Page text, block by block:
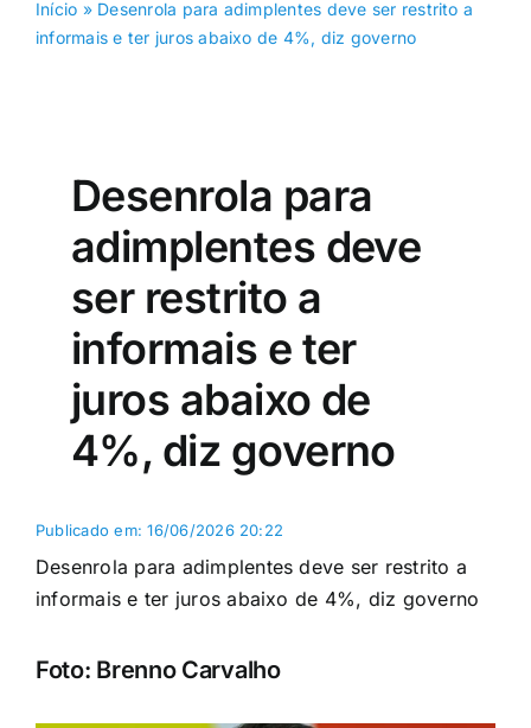
Início » Desenrola para adimplentes deve ser restrito a
informais e ter juros abaixo de 4%, diz governo
Desenrola para
adimplentes deve
ser restrito a
informais e ter
juros abaixo de
4%, diz governo
Publicado em: 16/06/2026 20:22
Desenrola para adimplentes deve ser restrito a
informais e ter juros abaixo de 4%, diz governo
Foto: Brenno Carvalho